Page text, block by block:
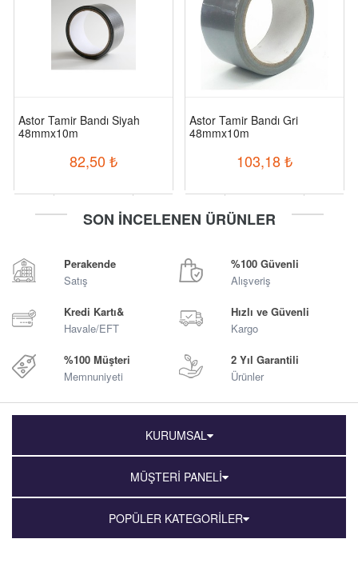
Astor Tamir Bandı Siyah
48mmx10m
82,50 ₺
Astor Tamir Bandı Gri
48mmx10m
103,18₺
SON İNCELENEN ÜRÜNLER
Perakende
Satış
%100 Güvenli
Alışveriş
Kredi Kartı&
Havale/EFT
Hızlı ve Güvenli
Kargo
%100 Müşteri
Memnuniyeti
2 Yıl Garantili
Ürünler
KURUMSAL
MÜŞTERİ PANELİ
POPÜLER KATEGORİLER